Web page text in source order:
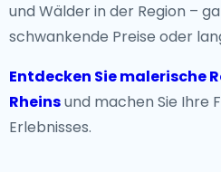
und Wälder in der Region –
schwankende Preise oder
Entdecken Sie malerische
Rheinsund machen Sie Ihre
Erlebnisses.